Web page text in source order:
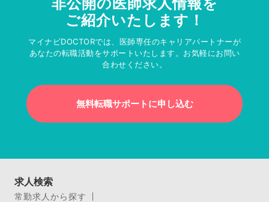
ご紹介いたします！
マイナビDOCTORでは、医師専任のキャリアパートナーが
あなたの転職活動をサポートいたします。お気軽にお問い
合わせください。
無料転職サポートに申し込む
求人検索
常勤求人から探す